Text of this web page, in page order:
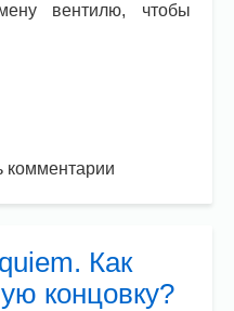
вентилю, чтобы
комментарии
Как
концовку?